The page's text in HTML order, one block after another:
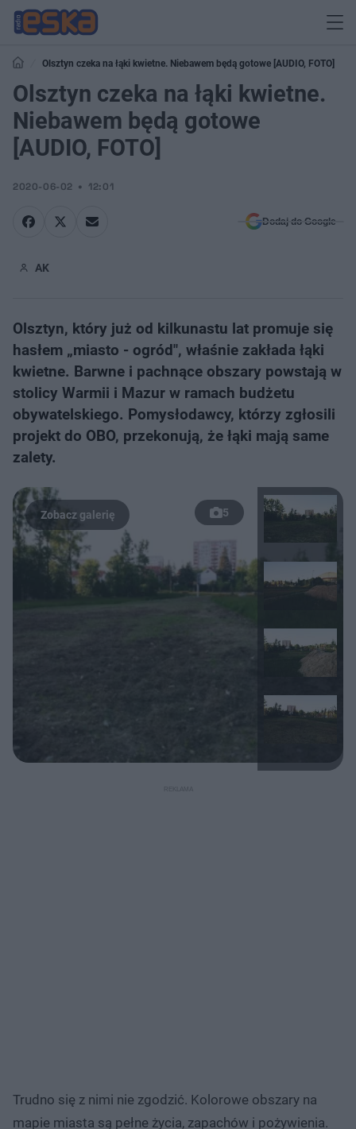
Olsztyn czeka na łąki kwietne. Niebawem będą gotowe [AUDIO, FOTO]
Olsztyn czeka na łąki kwietne.
Niebawem będą gotowe
[AUDIO, FOTO]
2020-06-02 12:01
Dodaj do Google
AK
Olsztyn, który już od kilkunastu lat promuje się
hasłem „miasto - ogród", właśnie zakłada łąki
kwietne. Barwne i pachnące obszary powstają w
stolicy Warmii i Mazur w ramach budżetu
obywatelskiego. Pomysłodawcy, którzy zgłosili
projekt do OBO, przekonują, że łąki mają same
zalety.
5
Trudno się z nimi nie zgodzić. Kolorowe obszary na
mapie miasta są pełne życia, zapachów i pożywienia.